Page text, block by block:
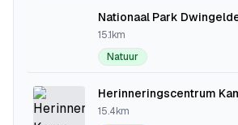
Nationaal Park
15.1km
Natuur
Herinneringscentrum
15.4km